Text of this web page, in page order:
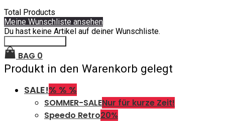
Total Products
Meine Wunschliste ansehen
Du hast keine Artikel auf deiner Wunschliste.
BAG 0
Produkt in den Warenkorb gelegt
SALE!% % %
SOMMER-SALENur für kurze Zeit!
Speedo Retro20%